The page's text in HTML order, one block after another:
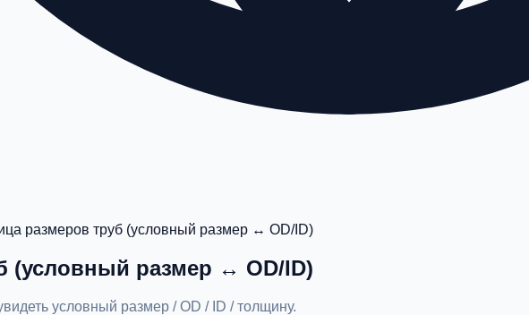
размеров труб (условный размер ↔ OD/ID)
(условный размер ↔ OD/ID)
условный размер / OD / ID / толщину.